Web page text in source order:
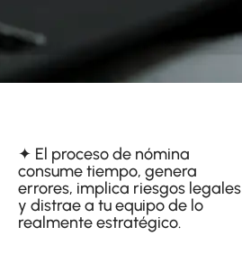
✦ El proceso de nómina
consume tiempo, genera
errores, implica riesgos legales
y distrae a tu equipo de lo
realmente estratégico.